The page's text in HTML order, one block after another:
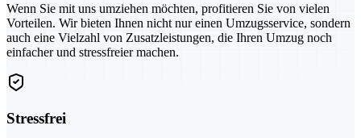
Wenn Sie mit uns umziehen möchten, profitieren Sie von vielen
Vorteilen. Wir bieten Ihnen nicht nur einen Umzugsservice, sondern
auch eine Vielzahl von Zusatzleistungen, die Ihren Umzug noch
einfacher und stressfreier machen.
Stressfrei